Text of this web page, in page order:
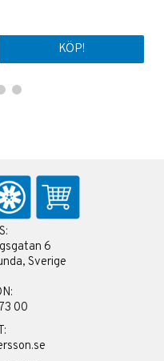
KÖP!
6
Sverige
00